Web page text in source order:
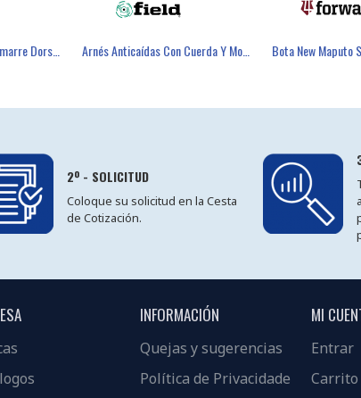
Arnés Anticaídas Con Cuerda Y Mosquetones. - FIELD
2º - SOLICITUD
Coloque su solicitud en la Cesta
de Cotización.
INFORMACIÓN
Quejas y sugerencias
Política de Privacidade
MI
Entrar
Carrito